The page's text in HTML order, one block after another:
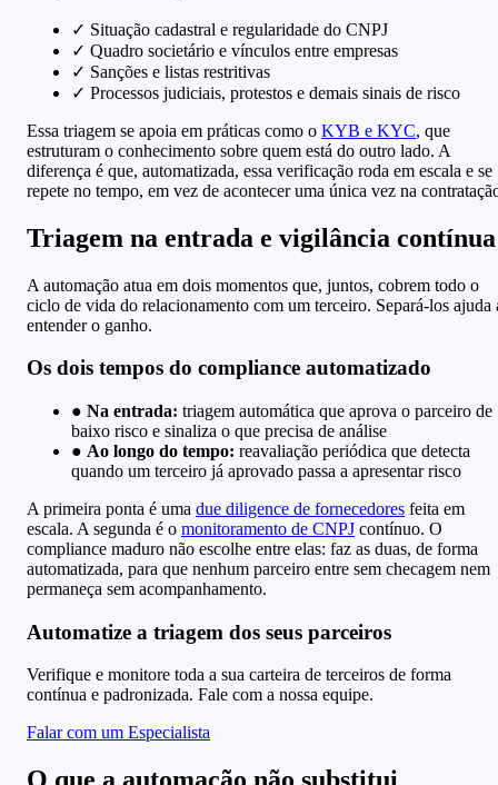
✓ Situação cadastral e regularidade do CNPJ
✓ Quadro societário e vínculos entre empresas
✓ Sanções e listas restritivas
✓ Processos judiciais, protestos e demais sinais de risco
Essa triagem se apoia em práticas como o KYB e KYC, que
estruturam o conhecimento sobre quem está do outro lado. A
diferença é que, automatizada, essa verificação roda em escala e se
repete no tempo, em vez de acontecer uma única vez na
Triagem na entrada e vigilância contínua
A automação atua em dois momentos que, juntos, cobrem todo o
ciclo de vida do relacionamento com um terceiro. Separá-los ajuda
entender o ganho.
Os dois tempos do compliance automatizado
● Na entrada: triagem automática que aprova o parceiro de
baixo risco e sinaliza o que precisa de análise
● Ao longo do tempo: reavaliação periódica que detecta
quando um terceiro já aprovado passa a apresentar risco
A primeira ponta é uma due diligence de fornecedores feita em
escala. A segunda é o monitoramento de CNPJ contínuo. O
compliance maduro não escolhe entre elas: faz as duas, de forma
automatizada, para que nenhum parceiro entre sem checagem nem
permaneça sem acompanhamento.
Automatize a triagem dos seus parceiros
Verifique e monitore toda a sua carteira de terceiros de forma
contínua e padronizada. Fale com a nossa equipe.
Falar com um Especialista